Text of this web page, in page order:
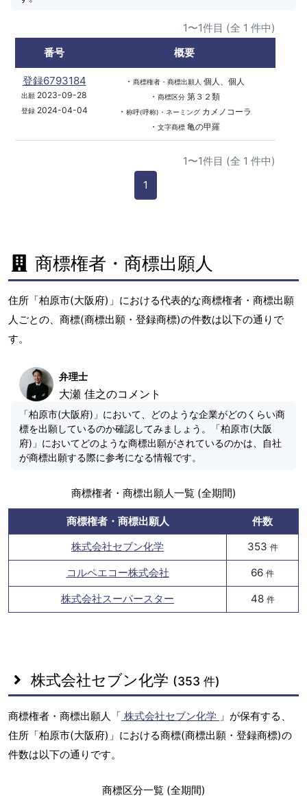
1〜1件目 (全 1 件中)
番号
概要
登録6793184
出願 2023-09-28
登録2024-04-04
・ 商標権者・商標出願人 個人、個人
・ 商標区分第３２類
・ 称呼(呼称)・ネーミングカメノコーラ
・ 文字商標亀の甲羅
1〜1件目 (全 1 件中)
1
商標権者・商標出願人
住所「柏原市(大阪府)」における代表的な商標権者・商標出願
人ごとの、商標(商標出願・登録商標)の件数は以下の通りで
す。
弁理士
大瀬 佳之のコメント
「柏原市(大阪府)」において、どのような企業がどのくらい商
標を出願しているのか確認してみましょう。「柏原市(大阪
府)」においてどのような商標出願がされているのかは、自社
が商標出願する際に参考になる情報です。
商標権者・商標出願人一覧 (全期間)
商標権者・商標出願人
件数
株式会社セブン化学
353 件
コルペエコー株式会社 66 件
株式会社スーパースター 48 件
株式会社セブン化学 (353 件)
商標権者・商標出願人「 株式会社セブン化学 」が保有する、
住所「柏原市(大阪府)」における商標(商標出願・登録商標)の
件数は以下の通りです。
商標区分一覧 (全期間)